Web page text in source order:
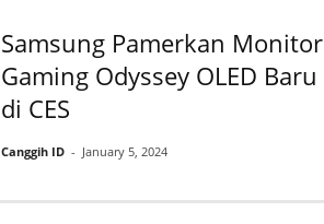
Samsung Pamerkan Monitor
Gaming Odyssey OLED Baru
di CES
Canggih ID - January 5, 2024